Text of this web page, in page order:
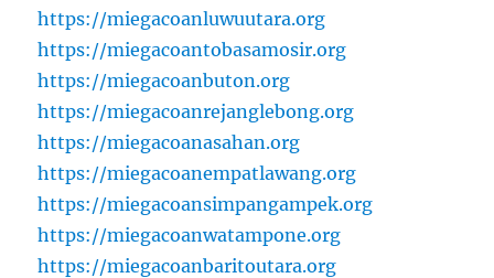
https://miegacoanluwuutara.org
https://miegacoantobasamosir.org
https://miegacoanbuton.org
https://miegacoanrejanglebong.org
https://miegacoanasahan.org
https://miegacoanempatlawang.org
https://miegacoansimpangampek.org
https://miegacoanwatampone.org
https://miegacoanbaritoutara.org